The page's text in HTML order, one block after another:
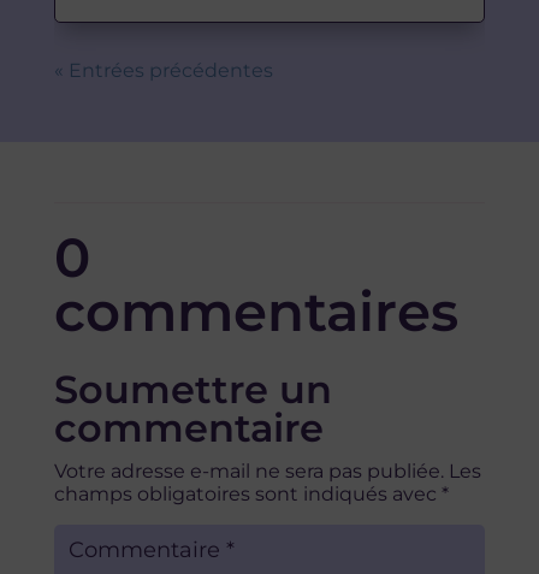
« Entrées précédentes
0
commentaires
Soumettre un
commentaire
Votre adresse e-mail ne sera pas publiée. Les
champs obligatoires sont indiqués avec *